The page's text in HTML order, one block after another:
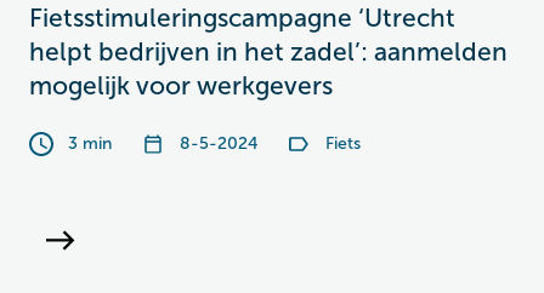
Fietsstimuleringscampagne ‘Utrecht
helpt bedrijven in het zadel’: aanmelden
mogelijk voor werkgevers
3 min 8-5-2024 Fiets